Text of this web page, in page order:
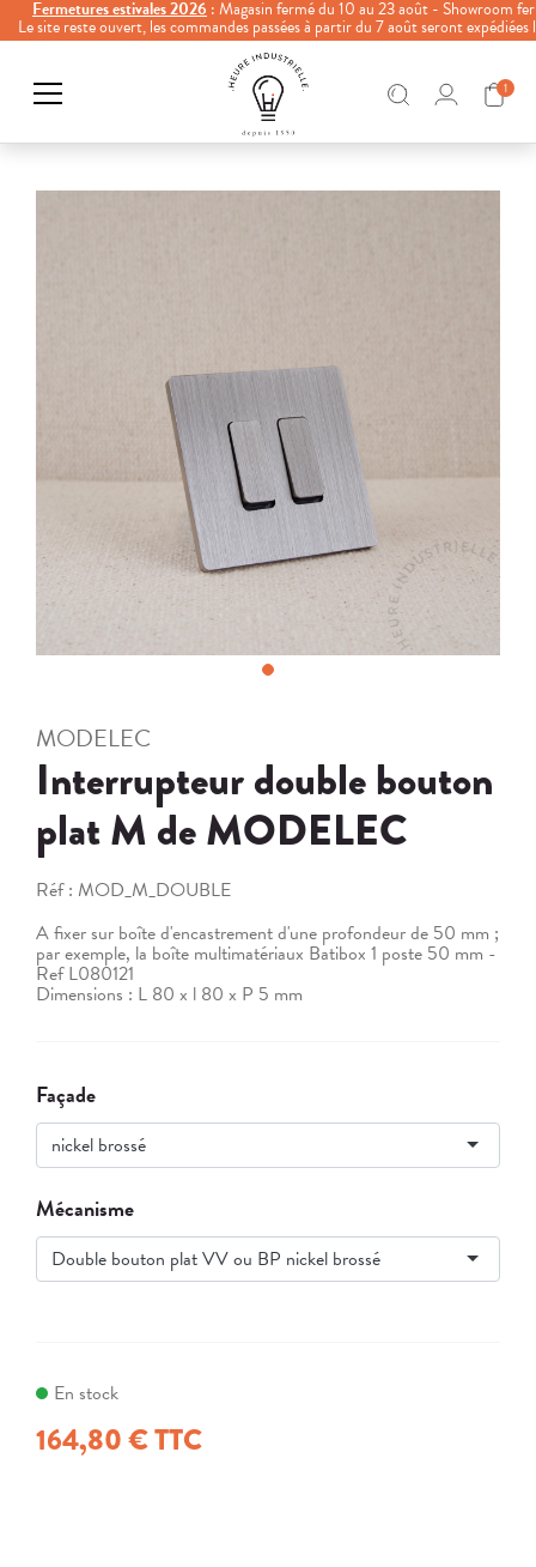
MODELEC
Interrupteur double bouton
plat M de MODELEC
Réf : MOD_M_DOUBLE
A fixer sur boîte d'encastrement d'une profondeur de 50 mm ;
par exemple, la boîte multimatériaux Batibox 1 poste 50 mm -
Ref L080121
Dimensions : L 80 x l 80 x P 5 mm
Façade
nickel brossé
Mécanisme
Double bouton plat VV ou BP nickel brossé
En stock
164,80 € TTC
Fermetures estivales 2026 : Magasin fermé du 10 au 23 août - Showroom
Le site reste ouvert, les commandes passées à partir du 7 août seront
1